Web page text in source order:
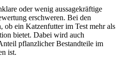
oder wenig aussagekräftige
erschweren. Bei den
ob ein Katzenfutter im Test mehr als
bietet. Dabei wird auch
pflanzlicher Bestandteile im
ist.